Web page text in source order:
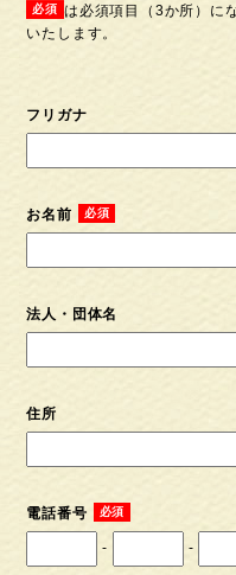
は必須項目（3か所）に
いたします。
フリガナ
お名前
法人・団体名
住所
電話番号
- -